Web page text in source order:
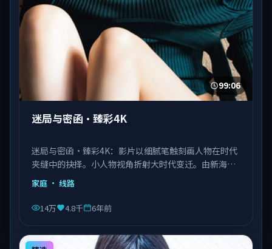
99:06
迷局与密函·臻彩4K
迷局与密函·臻彩4K：影片以细腻笔触刻画人物在时代
夹缝中的抉择。小人物视角折射大时代变迁。由新海诚
执导，刘德华、王景春、王凯等主演，泰国出品，类型
为家庭。
家庭 · 线路
14万 4.8千 6年前